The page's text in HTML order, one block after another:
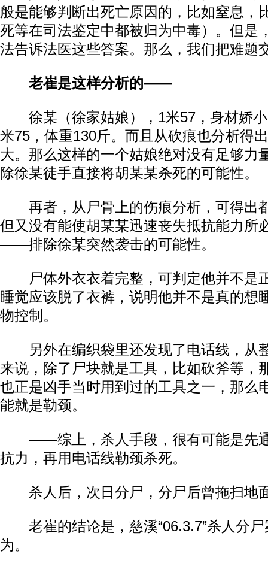
般是能够判断出死亡原因的，比如窒息，
死等在司法鉴定中都被归为中毒）。但是
法告诉法医这些答案。那么，我们把难题
老崔是这样分析的——
徐某（徐家姑娘），1米57，身材娇小
米75，体重130斤。而且从砍痕也分析得
大。那么这样的一个姑娘绝对没有足够
除徐某徒手直接将胡某某杀死的可能性。
再者，从尸骨上的伤痕分析，可得出
但又没有能使胡某某迅速丧失抵抗能力所
——排除徐某突然袭击的可能性。
尸体外衣衣着完整，可判定他并不是
睡觉应该脱了衣裤，说明他并不是真的想
物控制。
另外在编织袋里还发现了电话线，从
来说，除了尸块就是工具，比如砍斧等，
也正是凶手当时用到过的工具之一，那么
能就是勒颈。
——综上，杀人手段，很有可能是先通
抗力，再用电话线勒颈杀死。
杀人后，次日分尸，分尸后曾拖扫地
老崔的结论是，慈溪“06.3.7”杀人分尸
为。